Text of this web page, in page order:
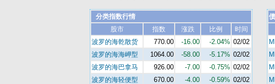
分类指数行情
股市
指数 涨跌 比例
时间
波罗的海乾散货
770.00 -16.00 -2.04% 02/02
波罗的海海岬型
1064.00 -58.00 -5.17% 02/02
波罗的海巴拿马
926.00 -7.00 -0.75% 02/02
波罗的海轻便型
670.00 -4.00 -0.59% 02/02